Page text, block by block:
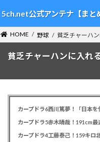
ン
テ
ン
ツ
ビ
ゲ
ー
シ
5ch.net公式アンテナ【まと
HOME 野球 貧乏チャーハ
貧乏チャーハンに入れ
カープドラ4工藤泰己！159キロ